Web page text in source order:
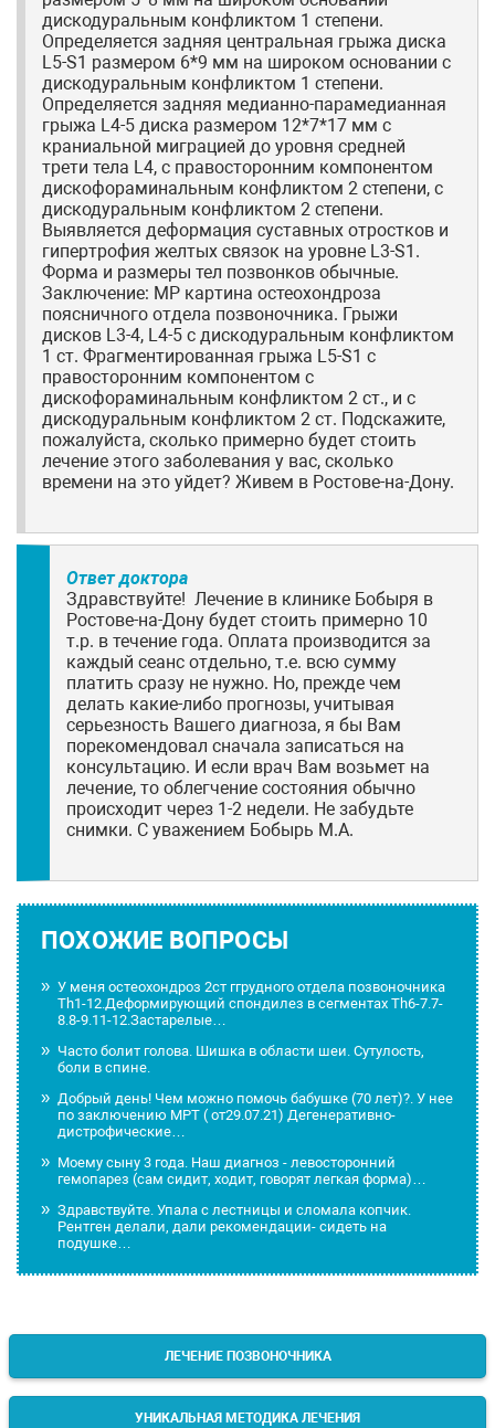
дискодуральным конфликтом 1 степени.
Определяется задняя центральная грыжа диска
L5-S1 размером 6*9 мм на широком основании с
дискодуральным конфликтом 1 степени.
Определяется задняя медианно-парамедианная
грыжа L4-5 диска размером 12*7*17 мм с
краниальной миграцией до уровня средней
трети тела L4, с правосторонним компонентом
дискофораминальным конфликтом 2 степени, с
дискодуральным конфликтом 2 степени.
Выявляется деформация суставных отростков и
гипертрофия желтых связок на уровне L3-S1.
Форма и размеры тел позвонков обычные.
Заключение: МР картина остеохондроза
поясничного отдела позвоночника. Грыжи
дисков L3-4, L4-5 с дискодуральным конфликтом
1 ст. Фрагментированная грыжа L5-S1 с
правосторонним компонентом с
дискофораминальным конфликтом 2 ст., и с
дискодуральным конфликтом 2 ст. Подскажите,
пожалуйста, сколько примерно будет стоить
лечение этого заболевания у вас, сколько
времени на это уйдет? Живем в Ростове-на-Дону.
Ответ доктора
Здравствуйте! Лечение в клинике Бобыря в
Ростове-на-Дону будет стоить примерно 10
т.р. в течение года. Оплата производится за
каждый сеанс отдельно, т.е. всю сумму
платить сразу не нужно. Но, прежде чем
делать какие-либо прогнозы, учитывая
серьезность Вашего диагноза, я бы Вам
порекомендовал сначала записаться на
консультацию. И если врач Вам возьмет на
лечение, то облегчение состояния обычно
происходит через 1-2 недели. Не забудьте
снимки. С уважением Бобырь М.А.
ПОХОЖИЕ ВОПРОСЫ
У меня остеохондроз 2ст ггрудного отдела позвоночника
Th1-12.Деформирующий спондилез в сегментах Тh6-7.7-
8.8-9.11-12.Застарелые…
Часто болит голова. Шишка в области шеи. Сутулость,
боли в спине.
Добрый день! Чем можно помочь бабушке (70 лет)?. У нее
по заключению МРТ ( от29.07.21) Дегенеративно-
дистрофические…
Моему сыну 3 года. Наш диагноз - левосторонний
гемопарез (сам сидит, ходит, говорят легкая форма)…
Здравствуйте. Упала с лестницы и сломала копчик.
Рентген делали, дали рекомендации- сидеть на
подушке…
ЛЕЧЕНИЕ ПОЗВОНОЧНИКА
УНИКАЛЬНАЯ МЕТОДИКА ЛЕЧЕНИЯ